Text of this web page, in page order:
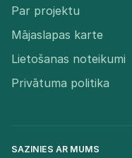
Par projektu
Mājaslapas karte
Lietošanas noteikumi
Privātuma politika
SAZINIES AR MUMS